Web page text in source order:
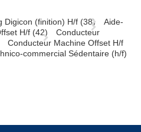
Digicon (finition) H/f (38)
Aide-
H/f (42)
Conducteur
Conducteur Machine Offset H/f
commercial Sédentaire (h/f)